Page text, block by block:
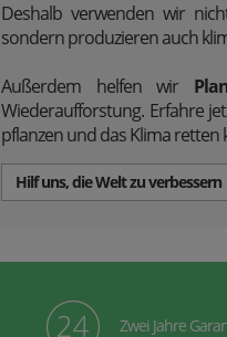
Deshalb verwenden wir
sondern produzieren auch
Außerdem helfen wir
Wiederaufforstung. Erfahre
pflanzen und das Klima retten
Hilf uns, die Welt zu verbessern
Zwei Jahre